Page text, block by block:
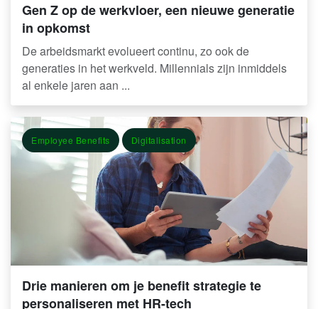
Gen Z op de werkvloer, een nieuwe generatie
in opkomst
De arbeidsmarkt evolueert continu, zo ook de
generaties in het werkveld. Millennials zijn inmiddels
al enkele jaren aan ...
Employee Benefits Digitalisation
Drie manieren om je benefit strategie te
personaliseren met HR-tech